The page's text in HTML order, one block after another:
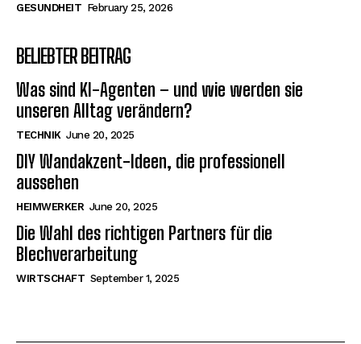
GESUNDHEIT February 25, 2026
BELIEBTER BEITRAG
Was sind KI-Agenten – und wie werden sie
unseren Alltag verändern?
TECHNIK June 20, 2025
DIY Wandakzent-Ideen, die professionell
aussehen
HEIMWERKER June 20, 2025
Die Wahl des richtigen Partners für die
Blechverarbeitung
WIRTSCHAFT September 1, 2025